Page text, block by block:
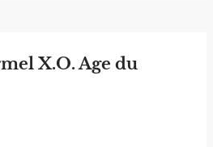
X.O. Age du